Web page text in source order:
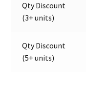
Qty Discount
(3+ units)
Qty Discount
(5+ units)